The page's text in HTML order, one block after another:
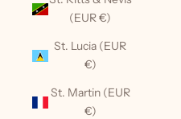
(EUR €)
St. Lucia (EUR
€)
St. Martin (EUR
€)